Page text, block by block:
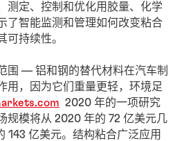
测定、控制和优化用胶量、化学
了智能监测和管理如何改变粘合
可持续性。
围 — 铝和钢的替代材料在汽车制
用，因为它们重量更轻，环境足
2020 年的一项研究
规模将从 2020 年的 72 亿美元几
143 亿美元。结构粘合广泛应用